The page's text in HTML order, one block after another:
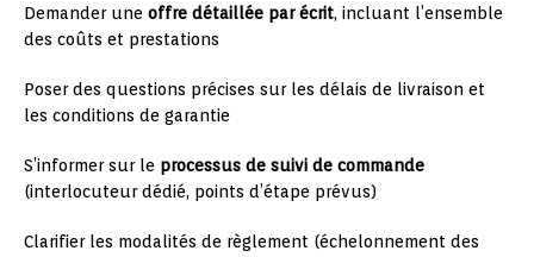
Demander une offre détaillée par écrit, incluant l’ensemble
des coûts et prestations
Poser des questions précises sur les délais de livraison et
les conditions de garantie
S’informer sur le processus de suivi de commande
(interlocuteur dédié, points d’étape prévus)
Clarifier les modalités de règlement (échelonnement des